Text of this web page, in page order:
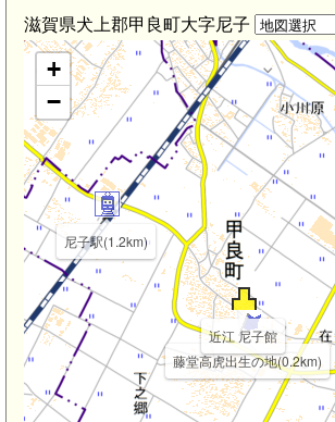
滋賀県犬上郡甲良町大字尼子
尼子駅(1.2km)
藤堂高虎出生の地(0.2km)
近江 尼子館
+
−